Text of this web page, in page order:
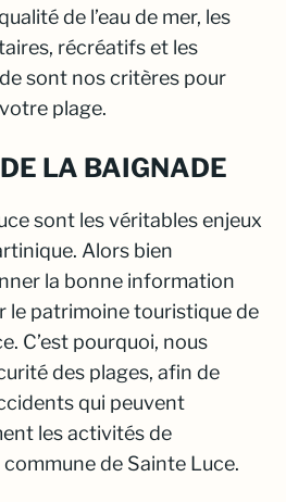
de l’eau de mer, les
récréatifs et les
sont nos critères pour
plage.
LA BAIGNADE
sont les véritables enjeux
Alors bien
la bonne information
le patrimoine touristique de
C’est pourquoi, nous
des plages, afin de
qui peuvent
les activités de
de Sainte Luce.